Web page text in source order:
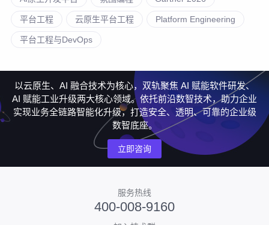
平台工程 云原生平台工程 Platform Engineering
平台工程与DevOps
以云原生、AI 融合技术为核心，双轨聚焦 AI 赋能软件研发、
AI 赋能工业升级两大核心领域。依托前沿数智技术，助力企业
实现业务全链路智能化升级，打造安全、透明、可靠的企业级
数智底座。
立即咨询
服务热线
400-008-9160